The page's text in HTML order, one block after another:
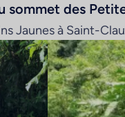
sommet des
Jaunes à Saint-